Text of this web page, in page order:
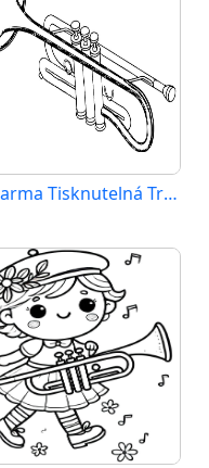
Zdarma Tisknutelná Trubka